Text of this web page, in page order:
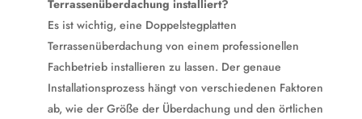
Terrassenüberdachung installiert?
Es ist wichtig, eine Doppelstegplatten
Terrassenüberdachung von einem professionellen
Fachbetrieb installieren zu lassen. Der genaue
Installationsprozess hängt von verschiedenen Faktoren
ab, wie der Größe der Überdachung und den örtlichen